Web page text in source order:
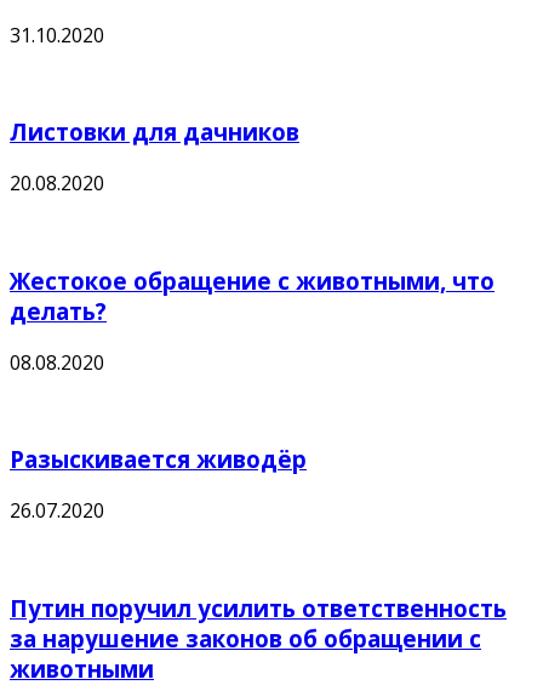
31.10.2020
Листовки для дачников
20.08.2020
Жестокое обращение с животными, что
делать?
08.08.2020
Разыскивается живодёр
26.07.2020
Путин поручил усилить ответственность
за нарушение законов об обращении с
животными